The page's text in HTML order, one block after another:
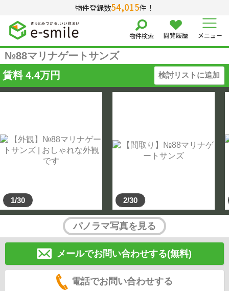
物件登録数54,015件！
物件検索 閲覧履歴 メニュー
№88マリナゲートサンズ
賃料 4.4万円 検討リストに追加
1/30 2/30
パノラマ写真を見る
メールでお問い合わせする(無料)
電話でお問い合わせする